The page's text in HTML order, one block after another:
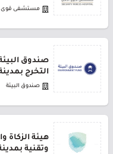
مستشفى قوى
صندوق
التخرج
صندوق البيئة
هيئة الزكاة
وتقنية